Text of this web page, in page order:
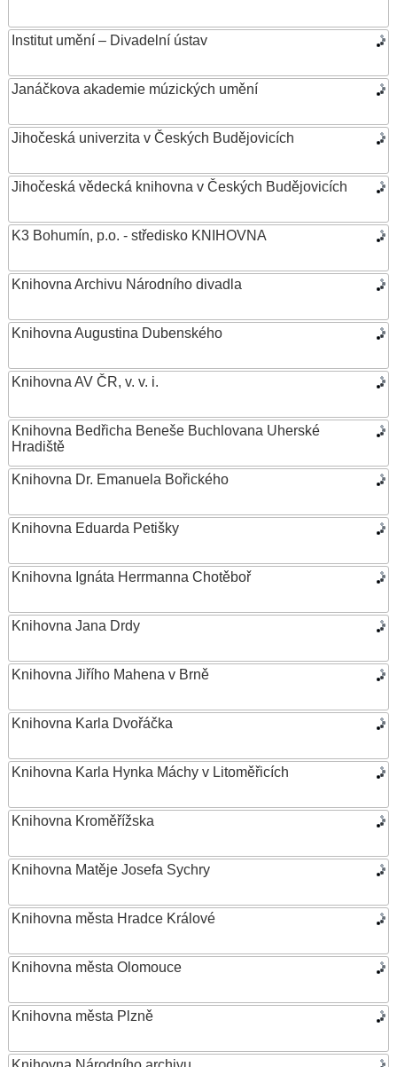
Institut umění – Divadelní ústav
Janáčkova akademie múzických umění
Jihočeská univerzita v Českých Budějovicích
Jihočeská vědecká knihovna v Českých Budějovicích
K3 Bohumín, p.o. - středisko KNIHOVNA
Knihovna Archivu Národního divadla
Knihovna Augustina Dubenského
Knihovna AV ČR, v. v. i.
Knihovna Bedřicha Beneše Buchlovana Uherské
Hradiště
Knihovna Dr. Emanuela Bořického
Knihovna Eduarda Petišky
Knihovna Ignáta Herrmanna Chotěboř
Knihovna Jana Drdy
Knihovna Jiřího Mahena v Brně
Knihovna Karla Dvořáčka
Knihovna Karla Hynka Máchy v Litoměřicích
Knihovna Kroměřížska
Knihovna Matěje Josefa Sychry
Knihovna města Hradce Králové
Knihovna města Olomouce
Knihovna města Plzně